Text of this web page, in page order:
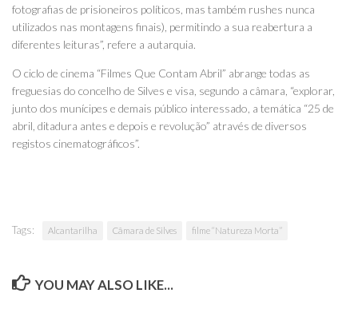
fotografias de prisioneiros políticos, mas também rushes nunca
utilizados nas montagens finais), permitindo a sua reabertura a
diferentes leituras”, refere a autarquia.
O ciclo de cinema “Filmes Que Contam Abril” abrange todas as
freguesias do concelho de Silves e visa, segundo a câmara, “explorar,
junto dos munícipes e demais público interessado, a temática “25 de
abril, ditadura antes e depois e revolução” através de diversos
registos cinematográficos”.
Tags: Alcantarilha Câmara de Silves filme “Natureza Morta”
YOU MAY ALSO LIKE...